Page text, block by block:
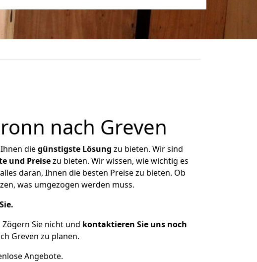
nach Greven
diegünstigste Lösung zu bieten. Wir sind
und Preisezu bieten. Wir wissen, wie wichtig es
daran, Ihnen die besten Preise zu bieten. Ob
was umgezogen werden muss.
Zögern Sie nicht und kontaktieren Sie uns noch
Greven zu planen.
Angebote.